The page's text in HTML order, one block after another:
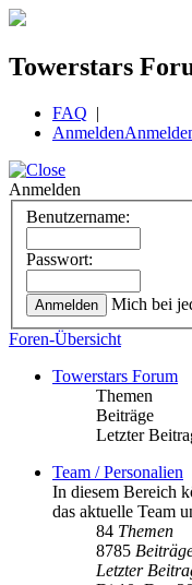
Towerstars
FAQ |
Anmelden
Anmelden
Benutzername:
Passwort:
Mich bei
Foren-Übersicht
Towerstars Forum
Themen
Beiträge
Letzter
Team / Personalien
In diesem Bereich
das aktuelle Team
84 Themen
8785
Letzter